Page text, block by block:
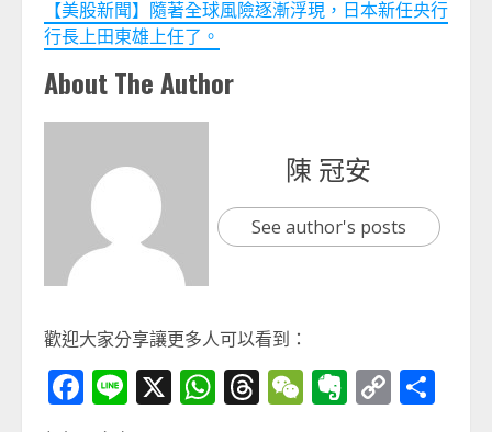
【美股新聞】隨著全球風險逐漸浮現，日本新任央行
行長上田東雄上任了。
About The Author
陳 冠安
See author's posts
歡迎大家分享讓更多人可以看到：
Facebook
Line
X WhatsApp
Threads
WeChat
Evernote
Copy